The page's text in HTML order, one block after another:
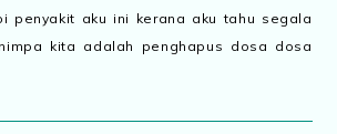
penyakit aku ini kerana aku tahu segala
kita adalah penghapus dosa dosa